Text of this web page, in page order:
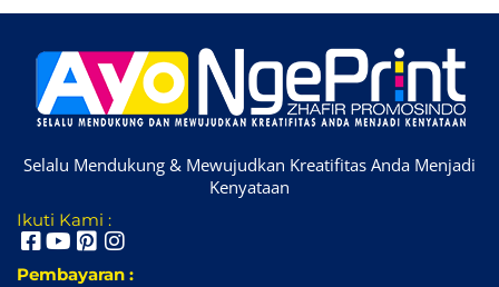
Selalu Mendukung & Mewujudkan Kreatifitas Anda Menjadi
Kenyataan
Ikuti Kami :
Pembayaran :